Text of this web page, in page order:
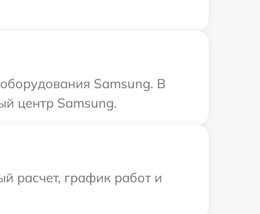
Samsung. В
центр Samsung.
расчет, график работ и